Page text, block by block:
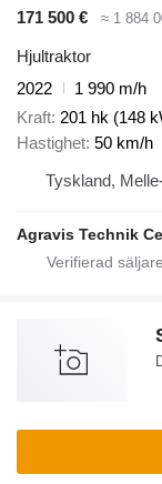
171 500 €
≈ 1 884
Hjultraktor
2022
1 990 m/h
Kraft 201 hk (148
Hastighet 50 km/h
Tyskland,
Agravis Technik